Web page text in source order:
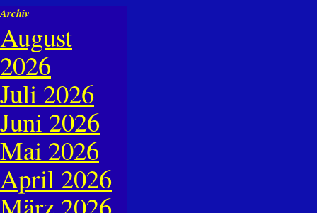
Archiv
August
2026
Juli 2026
Juni 2026
Mai 2026
April 2026